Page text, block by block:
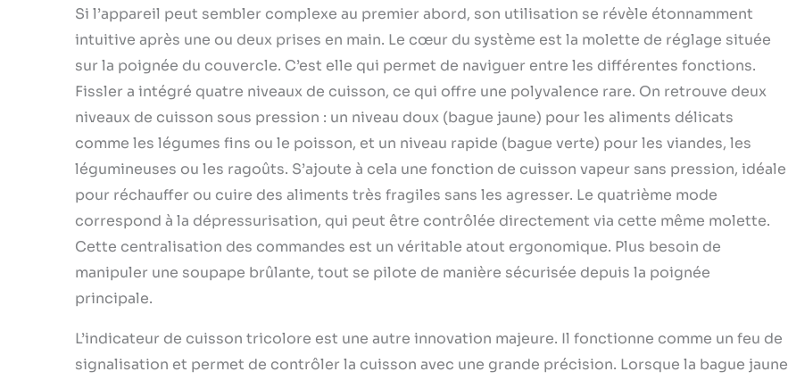
Si l’appareil peut sembler complexe au premier abord, son utilisation se révèle étonnamment
intuitive après une ou deux prises en main. Le cœur du système est la molette de réglage située
sur la poignée du couvercle. C’est elle qui permet de naviguer entre les différentes fonctions.
Fissler a intégré quatre niveaux de cuisson, ce qui offre une polyvalence rare. On retrouve deux
niveaux de cuisson sous pression : un niveau doux (bague jaune) pour les aliments délicats
comme les légumes fins ou le poisson, et un niveau rapide (bague verte) pour les viandes, les
légumineuses ou les ragoûts. S’ajoute à cela une fonction de cuisson vapeur sans pression, idéale
pour réchauffer ou cuire des aliments très fragiles sans les agresser. Le quatrième mode
correspond à la dépressurisation, qui peut être contrôlée directement via cette même molette.
Cette centralisation des commandes est un véritable atout ergonomique. Plus besoin de
manipuler une soupape brûlante, tout se pilote de manière sécurisée depuis la poignée
principale.
L’indicateur de cuisson tricolore est une autre innovation majeure. Il fonctionne comme un feu de
signalisation et permet de contrôler la cuisson avec une grande précision. Lorsque la bague jaune